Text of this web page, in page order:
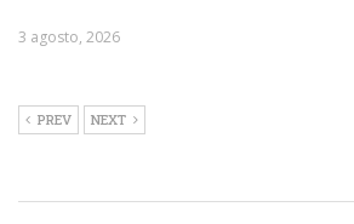
3 agosto, 2026
PREV NEXT